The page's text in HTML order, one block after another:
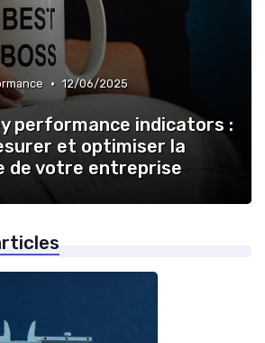
• 12/06/2025
performance indicators :
et optimiser la
de votre entreprise